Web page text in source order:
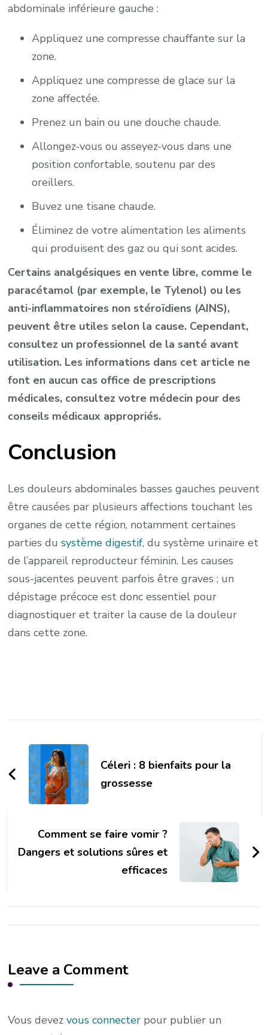
abdominale inférieure gauche :
Appliquez une compresse chauffante sur la
zone.
Appliquez une compresse de glace sur la
zone affectée.
Prenez un bain ou une douche chaude.
Allongez-vous ou asseyez-vous dans une
position confortable, soutenu par des
oreillers.
Buvez une tisane chaude.
Éliminez de votre alimentation les aliments
qui produisent des gaz ou qui sont acides.
Certains analgésiques en vente libre, comme le
paracétamol (par exemple, le Tylenol) ou les
anti-inflammatoires non stéroïdiens (AINS),
peuvent être utiles selon la cause. Cependant,
consultez un professionnel de la santé avant
utilisation. Les informations dans cet article ne
font en aucun cas office de prescriptions
médicales, consultez votre médecin pour des
conseils médicaux appropriés.
Conclusion
Les douleurs abdominales basses gauches peuvent
être causées par plusieurs affections touchant les
organes de cette région, notamment certaines
parties dusystème digestif, du système urinaire et
de l’appareil reproducteur féminin. Les causes
sous-jacentes peuvent parfois être graves ; un
dépistage précoce est donc essentiel pour
diagnostiquer et traiter la cause de la douleur
dans cette zone.
NavigationCéleri : 8 bienfaits pour la
grossesse
Comment se faire vomir ?
Dangers et solutions sûres et
efficaces
Leave a Comment
Vous devezvous connecter pour publier un